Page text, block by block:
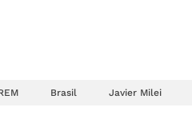
Brasil Javier Milei